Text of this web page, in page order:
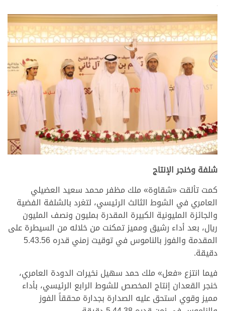
>
.
شلفة وخنجر الإنتاج
كمت تألقت «شقاوة» ملك مظفر محمد سعيد العضيلي
العامري في الشوط الثالث الرئيسي، لتغرد بالشلفة الفضية
والجائزة المليونية الكبيرة المقدرة بمليون ونصف المليون
ريال، بعد أداء رشيق ومميز تمكنت من خلاله من السيطرة على
المقدمة والفوز بالناموس في توقيت زمني قدره 5.43.56
دقيقة.
فيما انتزع «فعل» ملك حمد سهيل نخيرات الدودة العامري،
خنجر القعدان إنتاج المخصص للشوط الرابع الرئيسي، بأداء
مميز وقوي استحق عليه الصدارة بجدارة محققاً الفوز